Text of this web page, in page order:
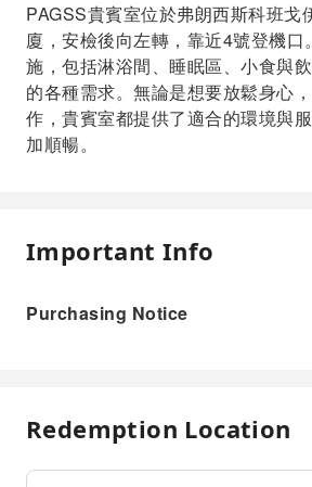
PAGSS貴賓室位於弗朗西斯科班戈
廈，安檢後向左轉，靠近4號登機口
施，包括淋浴間、睡眠區、小食與
的各種需求。無論是想要放鬆身心
作，貴賓室都提供了適合的環境與
加順暢。
Important Info
Purchasing Notice
Redemption Location